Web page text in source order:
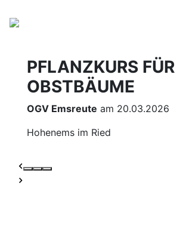
PFLANZKURS FÜR
OBSTBÄUME
OGV Emsreute am 20.03.2026
Hohenems im Ried